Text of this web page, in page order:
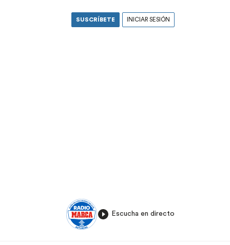
SUSCRÍBETE INICIAR SESIÓN
Escucha en directo